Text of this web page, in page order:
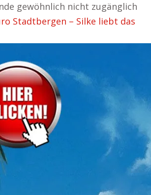
gewöhnlich nicht zugänglich
Stadtbergen – Silke liebt das